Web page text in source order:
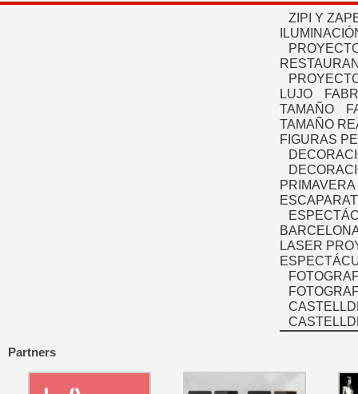
ZIPI Y
LUJO
TAMAÑO
TAMAÑO
FIGURAS
PRIMAVERA
LASER
Partners